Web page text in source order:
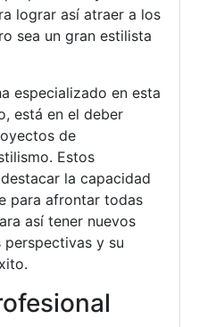
lograr así atraer a los
sea un gran estilista
especializado en esta
está en el deber
de
Estos
la capacidad
para afrontar todas
así tener nuevos
perspectivas y su